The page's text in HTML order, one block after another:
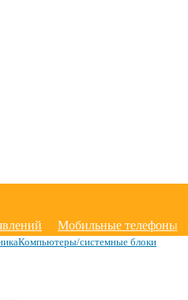
Мобильные телефоны
Компьютеры/системные блоки